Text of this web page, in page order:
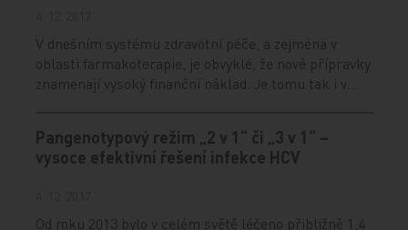
V dnešním systému zdravotní péče, a zejména v
oblasti farmakoterapie, je obvyklé, že nové přípravky
znamenají vysoký finanční náklad. Je tomu tak i v…
Pangenotypový režim „2 v 1“ či „3 v 1“ –
vysoce efektivní řešení infekce HCV
Od roku 2013 bylo v celém světě léčeno přibližně 1,4